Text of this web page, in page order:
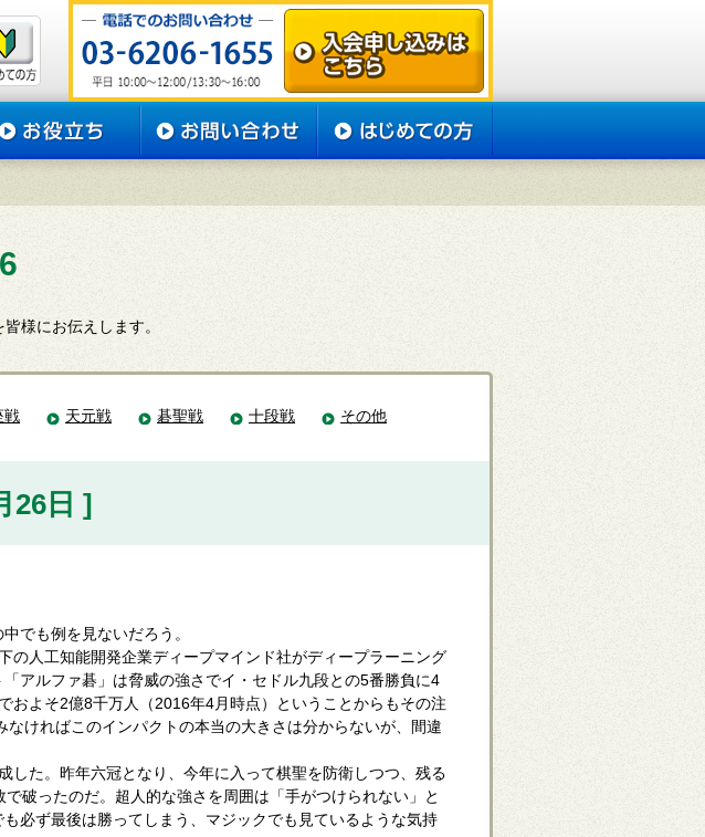
様にお伝えします。
戦 天元戦 碁聖戦 十段戦 その他
26日 ]
でも例を見ないだろう。
人工知能開発企業ディープマインド社がディープラーニング
アルファ碁」は脅威の強さでイ・セドル九段との5番勝負に4
およそ2億8千万人（2016年4月時点）ということからもその注
ければこのインパクトの本当の大きさは分からないが、間違
た。昨年六冠となり、今年に入って棋聖を防衛しつつ、残る
破ったのだ。超人的な強さを周囲は「手がつけられない」と
必ず最後は勝ってしまう、マジックでも見ているような気持